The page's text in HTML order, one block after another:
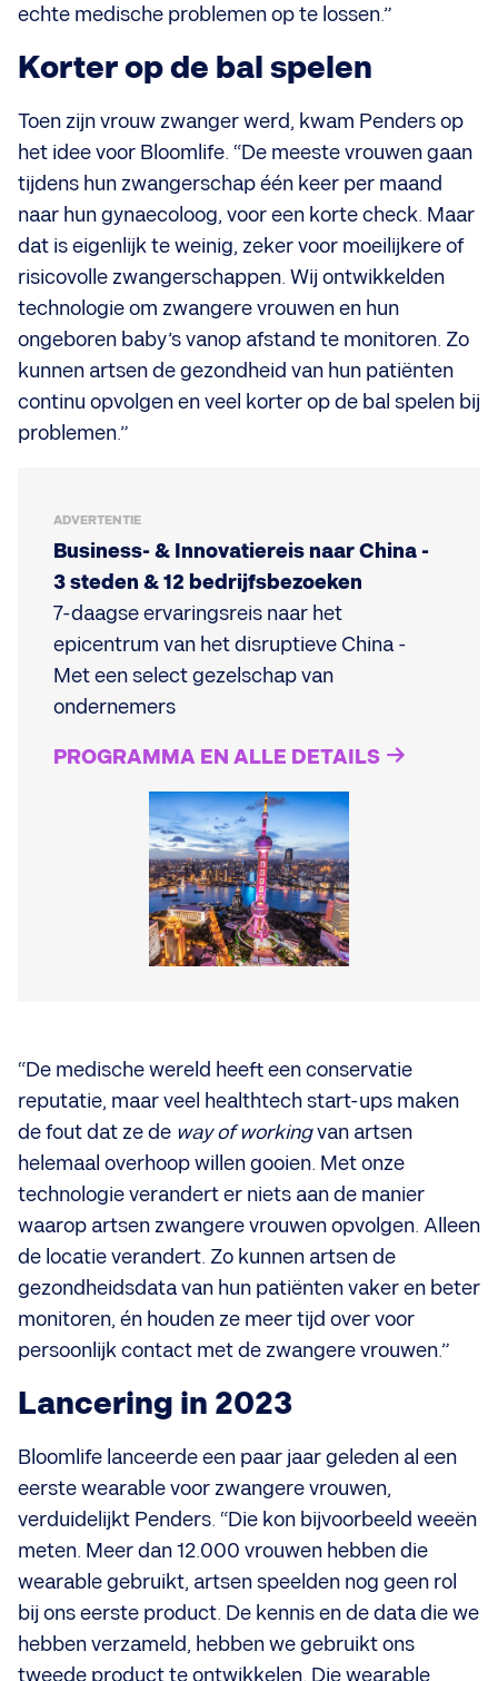
echte medische problemen op te lossen.”
Korter op de bal spelen
Toen zijn vrouw zwanger werd, kwam Penders op
het idee voor Bloomlife. “De meeste vrouwen gaan
tijdens hun zwangerschap één keer per maand
naar hun gynaecoloog, voor een korte check. Maar
dat is eigenlijk te weinig, zeker voor moeilijkere of
risicovolle zwangerschappen. Wij ontwikkelden
technologie om zwangere vrouwen en hun
ongeboren baby’s vanop afstand te monitoren. Zo
kunnen artsen de gezondheid van hun patiënten
continu opvolgen en veel korter op de bal spelen bij
problemen.”
ADVERTENTIE
Business- & Innovatiereis naar China -
3 steden & 12 bedrijfsbezoeken
7-daagse ervaringsreis naar het
epicentrum van het disruptieve China -
Met een select gezelschap van
ondernemers
PROGRAMMA EN ALLE DETAILS
“De medische wereld heeft een conservatie
reputatie, maar veel healthtech start-ups maken
de fout dat ze de way of workingvan artsen
helemaal overhoop willen gooien. Met onze
technologie verandert er niets aan de manier
waarop artsen zwangere vrouwen opvolgen. Alleen
de locatie verandert. Zo kunnen artsen de
gezondheidsdata van hun patiënten vaker en beter
monitoren, én houden ze meer tijd over voor
persoonlijk contact met de zwangere vrouwen.”
Lancering in 2023
Bloomlife lanceerde een paar jaar geleden al een
eerste wearable voor zwangere vrouwen,
verduidelijkt Penders. “Die kon bijvoorbeeld weeën
meten. Meer dan 12.000 vrouwen hebben die
wearable gebruikt, artsen speelden nog geen rol
bij ons eerste product. De kennis en de data die we
hebben verzameld, hebben we gebruikt ons
tweede product te ontwikkelen. Die wearable